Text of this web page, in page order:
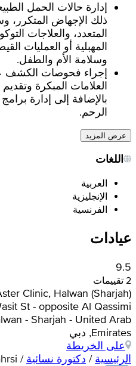
إدارة حالات الحمل
ذلك الإجهاض المتكرر،
المتعدد، والعلاجات
المهبلية أو العمليات
وسلامة الأم والطفل.
إجراء فحوصات الكشف
العلامات المبكرة
بالإضافة إلى إدارة
الرحم.
عرض المزيد
اللغات
العربية
الإنجليزية
الفرنسية
عيادات
9.5
2 تقييمات
Clinic, Halwan (Sharjah)
St - opposite Al Qassimi
- Sharjah - United Arab
Emirates, دبي
على الخريطة
الرئيسية / دكتورة نسائية /